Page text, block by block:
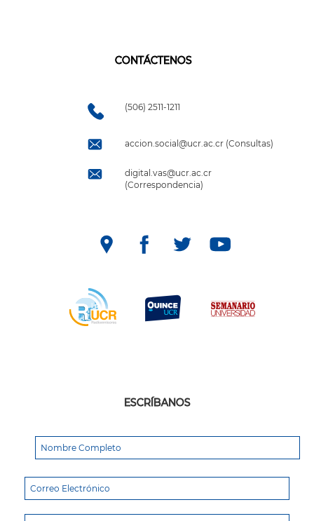
CONTÁCTENOS
(506) 2511-1211
accion.social@ucr.ac.cr (Consultas)
digital.vas@ucr.ac.cr
(Correspondencia)
ESCRÍBANOS